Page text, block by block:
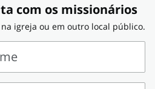
com os missionários
igreja ou em outro local público.